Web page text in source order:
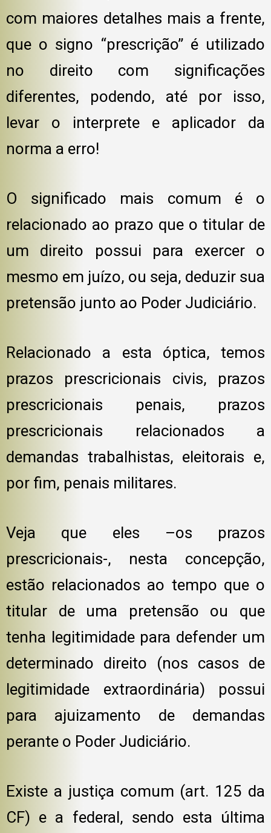
com maiores detalhes mais a frente,
que o signo “prescrição” é utilizado
no direito com significações
diferentes, podendo, até por isso,
levar o interprete e aplicador da
norma a erro!
O significado mais comum é o
relacionado ao prazo que o titular de
um direito possui para exercer o
mesmo em juízo, ou seja, deduzir sua
pretensão junto ao Poder Judiciário.
Relacionado a esta óptica, temos
prazos prescricionais civis, prazos
prescricionais penais, prazos
prescricionais relacionados a
demandas trabalhistas, eleitorais e,
por fim, penais militares.
Veja que eles –os prazos
prescricionais-, nesta concepção,
estão relacionados ao tempo que o
titular de uma pretensão ou que
tenha legitimidade para defender um
determinado direito (nos casos de
legitimidade extraordinária) possui
para ajuizamento de demandas
perante o Poder Judiciário.
Existe a justiça comum (art. 125 da
CF) e a federal, sendo esta última